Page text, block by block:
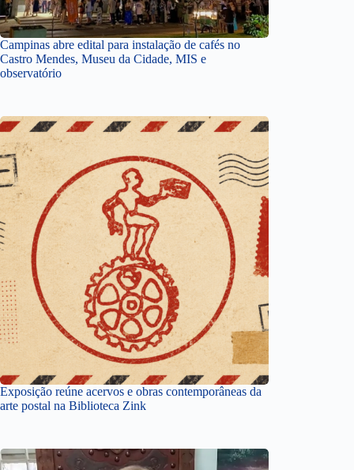
Campinas abre edital para instalação de cafés no
Castro Mendes, Museu da Cidade, MIS e
observatório
Exposição reúne acervos e obras contemporâneas da
arte postal na Biblioteca Zink